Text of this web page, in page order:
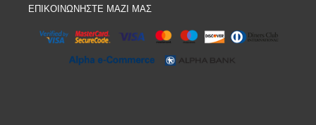
ΕΠΙΚΟΙΝΩΝΗΣΤΕ ΜΑΖΙ ΜΑΣ